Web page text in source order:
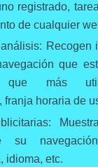
registrado,
de cualquier
Recogen
que
que más
franja horaria de
su
idioma, etc.